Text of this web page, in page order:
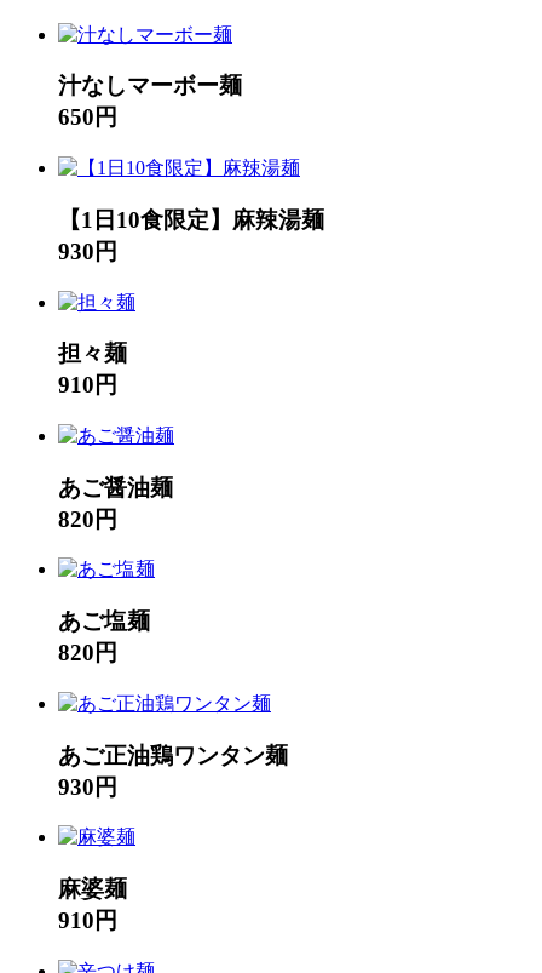
汁なしマーボー麺
650円
【1日10食限定】麻辣湯麺
930円
担々麺
910円
あご醤油麺
820円
あご塩麺
820円
あご正油鶏ワンタン麺
930円
麻婆麺
910円